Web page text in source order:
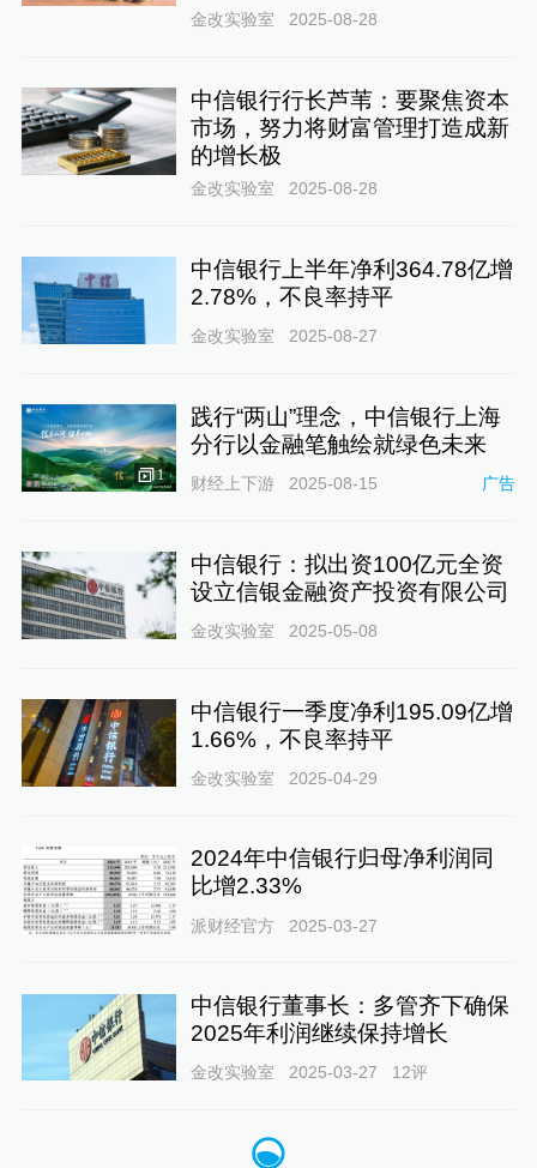
金改实验室 2025-08-28
中信银行行长芦苇：要聚焦资本
市场，努力将财富管理打造成新
的增长极
金改实验室 2025-08-28
中信银行上半年净利364.78亿增
2.78%，不良率持平
金改实验室 2025-08-27
1
践行“两山”理念，中信银行上海
分行以金融笔触绘就绿色未来
财经上下游 2025-08-15 广告
中信银行：拟出资100亿元全资
设立信银金融资产投资有限公司
金改实验室 2025-05-08
中信银行一季度净利195.09亿增
1.66%，不良率持平
金改实验室 2025-04-29
2024年中信银行归母净利润同
比增2.33%
派财经官方 2025-03-27
中信银行董事长：多管齐下确保
2025年利润继续保持增长
金改实验室 2025-03-27 12评